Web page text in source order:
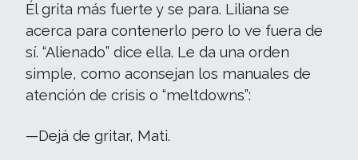
Él grita más fuerte y se para. Liliana se
acerca para contenerlo pero lo ve fuera de
sí. “Alienado” dice ella. Le da una orden
simple, como aconsejan los manuales de
atención de crisis o “meltdowns”:
—Dejá de gritar, Mati.